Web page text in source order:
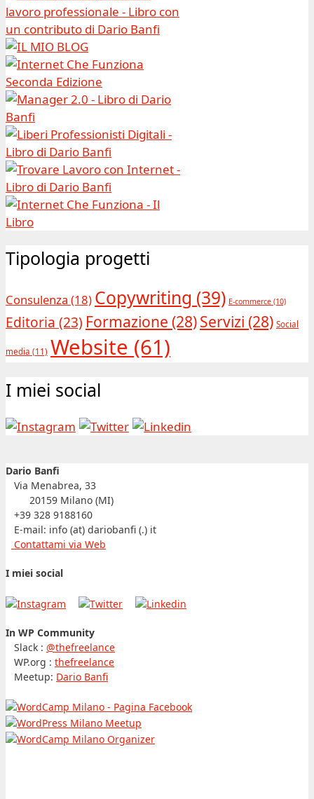
Tipologia progetti
Consulenza (18) Copywriting (39) E-commerce (10)
Editoria (23) Formazione (28)Servizi (28) Social
media (11) Website (61)
I miei social
Dario Banfi
Via Menabrea, 33
20159 Milano (MI)
+39 328 9188160
E-mail: info (at) dariobanfi (.) it
Contattami via Web
I miei social
In WP Community
Slack : @thefreelance
WP.org : thefreelance
Meetup: Dario Banfi